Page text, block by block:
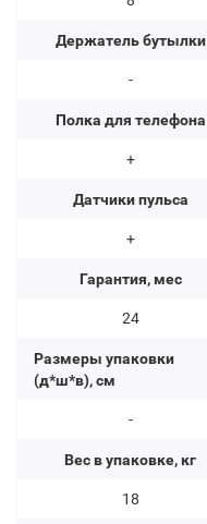
Держатель бутылки
-
Полка для телефона
+
Датчики пульса
+
Гарантия, мес
24
Размеры упаковки
(д*ш*в), см
-
Вес в упаковке, кг
18